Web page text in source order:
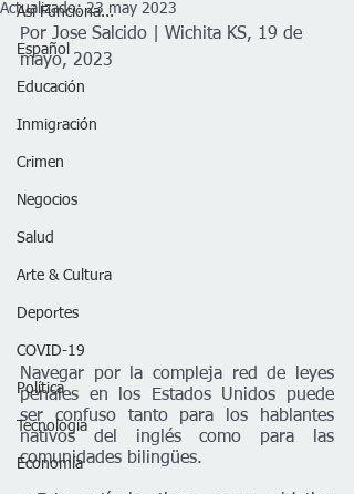
Así Funciona...
Español
Educación
Inmigración
Crimen
Negocios
Salud
Arte & Cultura
Deportes
COVID-19
Política
Tecnología
Economía
Actualizado:23 may 2023
Por Jose Salcido | Wichita KS, 19 de
mayo, 2023
Navegar por la compleja red de leyes
penales en los Estados Unidos puede
ser confuso tanto para los hablantes
nativos del inglés como para las
comunidades bilingües.